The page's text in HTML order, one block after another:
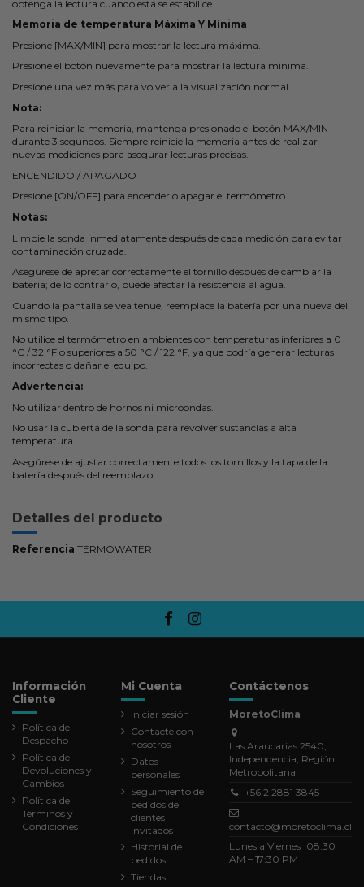
obtenga la lectura cuando esta se estabilice.
Memoria de temperatura Máxima Y Mínima
Presione [MAX/MIN] para mostrar la lectura máxima.
Presione el botón nuevamente para mostrar la lectura mínima.
Presione una vez más para volver a la visualización normal.
Nota:
Para reiniciar la memoria, mantenga presionado el botón MAX/MIN
durante 3 segundos. Siempre reinicie la memoria antes de realizar
nuevas mediciones para asegurar lecturas precisas.
ENCENDIDO / APAGADO
Presione [ON/OFF] para encender o apagar el termómetro.
Notas:
Limpie la sonda inmediatamente después de cada medición para evitar
contaminación cruzada.
Asegúrese de apretar correctamente el tornillo después de cambiar la
batería; de lo contrario, puede afectar la resistencia al agua.
Cuando la pantalla se vea tenue, reemplace la batería por una nueva del
mismo tipo.
No utilice el termómetro en ambientes con temperaturas inferiores a 0
°C / 32 °F o superiores a 50 °C / 122 °F, ya que podría generar lecturas
incorrectas o dañar el equipo.
Advertencia:
No utilizar dentro de hornos ni microondas.
No usar la cubierta de la sonda para revolver sustancias a alta
temperatura.
Asegúrese de ajustar correctamente todos los tornillos y la tapa de la
batería después del reemplazo.
Detalles del producto
Referencia TERMOWATER
Información
Cliente
Política de
Despacho
Política de
Devoluciones y
Cambios
Política de
Términos y
Condiciones
Mi Cuenta
Iniciar sesión
Contacte con
nosotros
Datos
personales
Seguimiento de
pedidos de
clientes
invitados
Historial de
pedidos
Tiendas
Contáctenos
MoretoClima
Las Araucarias 2540,
Independencia, Región
Metropolitana
+56 2 2881 3845
contacto@moretoclima.cl
Lunes a Viernes 08:30
AM – 17:30 PM